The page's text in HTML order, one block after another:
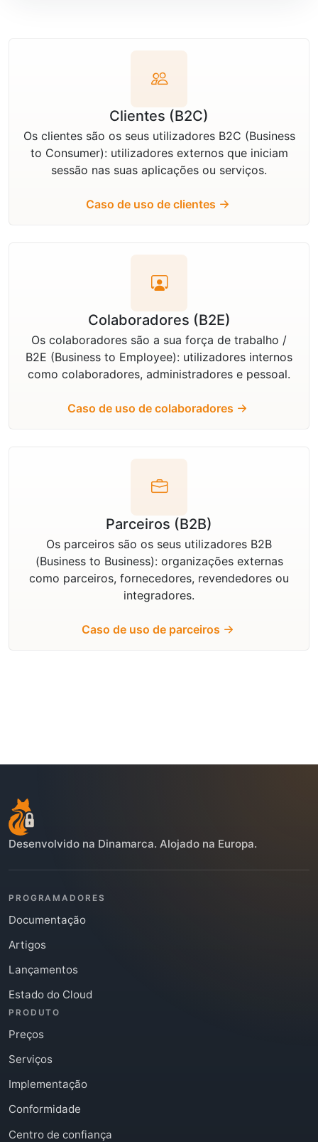
Clientes (B2C)
Os clientes são os seus utilizadores B2C (Business
to Consumer): utilizadores externos que iniciam
sessão nas suas aplicações ou serviços.
Caso de uso de clientes
Colaboradores (B2E)
Os colaboradores são a sua força de trabalho /
B2E (Business to Employee): utilizadores internos
como colaboradores, administradores e pessoal.
Caso de uso de colaboradores
Parceiros (B2B)
Os parceiros são os seus utilizadores B2B
(Business to Business): organizações externas
como parceiros, fornecedores, revendedores ou
integradores.
Caso de uso de parceiros
Desenvolvido na Dinamarca. Alojado na Europa.
PROGRAMADORES
Documentação
Artigos
Lançamentos
Estado do Cloud
PRODUTO
Preços
Serviços
Implementação
Conformidade
Centro de confiança